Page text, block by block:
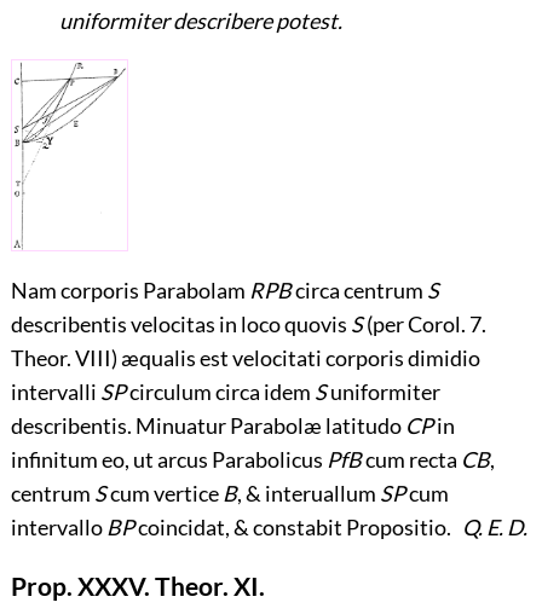
uniformiter describere potest.
Nam corporis Parabolam RPBcirca centrum S
describentis velocitas in loco quovis S(per Corol. 7.
Theor. VIII) æqualis est velocitati corporis dimidio
intervalli SPcirculum circa idem Suniformiter
describentis. Minuatur Parabolæ latitudo CPin
infinitum eo, ut arcus Parabolicus PfBcum recta CB,
centrum Scum vertice B, & interuallum SPcum
intervallo BPcoincidat, & constabit Propositio. Q. E. D.
Prop. XXXV. Theor. XI.